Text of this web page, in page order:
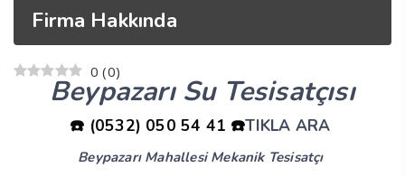
Firma Hakkında
0 (0)
Beypazarı Su Tesisatçısı
☎️ (0532) 050 54 41 ☎️TIKLA ARA
Beypazarı Mahallesi Mekanik Tesisatçı